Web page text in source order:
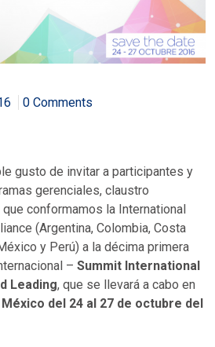
0 Comments
gusto de invitar a participantes y
gerenciales, claustro
conformamos la International
(Argentina, Colombia, Costa
y Perú) a la décima primera
– Summit International
Leading, que se llevará a cabo en
del 24 al 27 de octubre del